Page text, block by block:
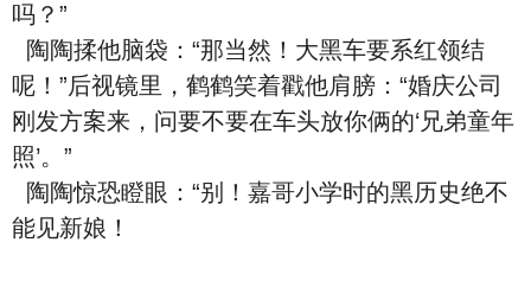
吗？”
陶陶揉他脑袋：“那当然！大黑车要系红领结
呢！”后视镜里，鹤鹤笑着戳他肩膀：“婚庆公司
刚发方案来，问要不要在车头放你俩的‘兄弟童年
照’。”
陶陶惊恐瞪眼：“别！嘉哥小学时的黑历史绝不
能见新娘！